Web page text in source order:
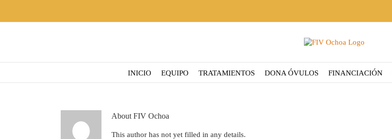
content
INICIO EQUIPO TRATAMIENTOS DONA ÓVULOS FINANCIACIÓN
About FIV Ochoa
This author has not yet filled in any details.